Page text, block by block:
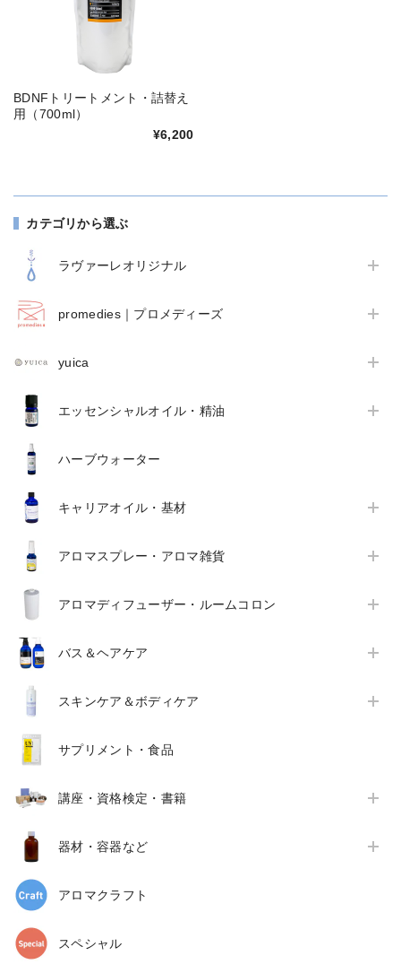
カテゴリから選ぶ
ラヴァーレオリジナル
promedies｜プロメディーズ
yuica
エッセンシャルオイル・精油
ハーブウォーター
キャリアオイル・基材
アロマスプレー・アロマ雑貨
アロマディフューザー・ルームコロン
バス＆ヘアケア
スキンケア＆ボディケア
サプリメント・食品
講座・資格検定・書籍
器材・容器など
アロマクラフト
スペシャル
BDNFトリートメント・詰替え
用（700ml）
¥6,200